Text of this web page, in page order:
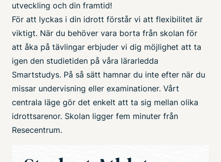
utveckling och din framtid!
För att lyckas i din idrott förstår vi att flexibilitet är
viktigt. När du behöver vara borta från skolan för
att åka på tävlingar erbjuder vi dig möjlighet att ta
igen den studietiden på våra lärarledda
Smartstudys. På så sätt hamnar du inte efter när du
missar undervisning eller examinationer. Vårt
centrala läge gör det enkelt att ta sig mellan olika
idrottsarenor. Skolan ligger fem minuter från
Resecentrum.